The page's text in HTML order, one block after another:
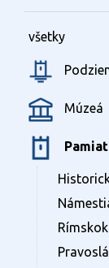
všetky
Múzeá